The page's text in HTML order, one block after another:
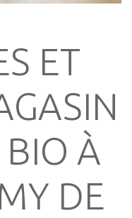
ET
BIO À
DE